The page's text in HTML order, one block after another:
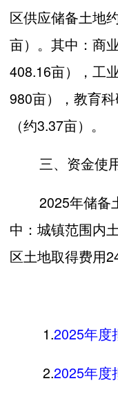
区供应储备土地
亩）。其中：商
408.16亩），工
980亩），教育
（约3.37亩）。
三、资金使
2025年储备
中：城镇范围内
区土地取得费用
1.2025年度
2.2025年度